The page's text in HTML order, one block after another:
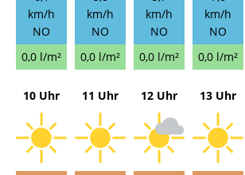
km/h
NO
0,0 l/m²
km/h
NO
0,0 l/m²
km/h
NO
0,0 l/m²
km/h
NO
0,0 l/m²
10 Uhr 11 Uhr 12 Uhr 13 Uhr